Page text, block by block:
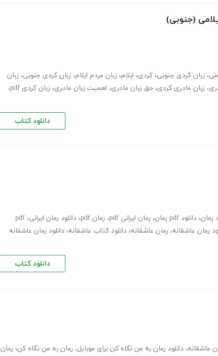
(جنوبی)
، زبان کردی جنوبی، کردی، ایلام، زبان مردم ایلام، زبان کردی جنوبی، زبان
، زبان مادری کردی، حق زبان مادری، اهمیت زبان مادری، زبان کردی pdf
،
دانلود کتاب
رمان، دانلود pdf رمان ، رمان ایرانی pdf ، رمان pdf ، دانلود رمان ایرانی، pdf
رمان عاشقانه، رمان عاشقانه، دانلود کتاب عاشقانه، دانلود رمان عاشقانه
دانلود کتاب
عاشقانه، دانلود رمان به من نگاه کن برای موبایل، رمان به من نگاه کن، رمان